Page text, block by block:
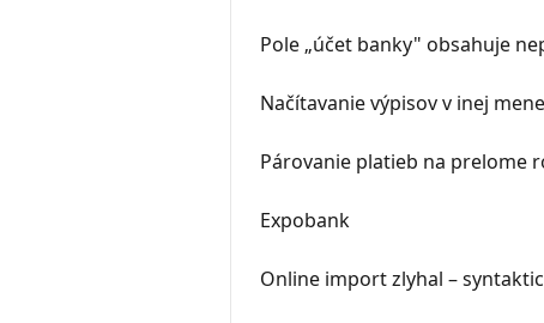
Pole „účet banky" obsahuje
Načítavanie výpisov v inej mene
Párovanie platieb na prelome
Expobank
Online import zlyhal –